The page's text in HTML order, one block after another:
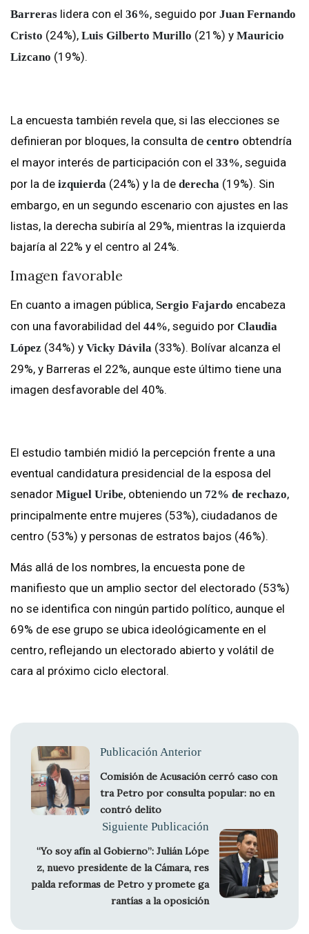
Barreras lidera con el 36%, seguido por Juan Fernando
Cristo (24%), Luis Gilberto Murillo (21%) y Mauricio
Lizcano (19%).
La encuesta también revela que, si las elecciones se
definieran por bloques, la consulta de centro obtendría
el mayor interés de participación con el 33%, seguida
por la de izquierda (24%) y la de derecha (19%). Sin
embargo, en un segundo escenario con ajustes en las
listas, la derecha subiría al 29%, mientras la izquierda
bajaría al 22% y el centro al 24%.
Imagen favorable
En cuanto a imagen pública, Sergio Fajardo encabeza
con una favorabilidad del 44%, seguido por Claudia
López (34%) y Vicky Dávila (33%). Bolívar alcanza el
29%, y Barreras el 22%, aunque este último tiene una
imagen desfavorable del 40%.
El estudio también midió la percepción frente a una
eventual candidatura presidencial de la esposa del
senador Miguel Uribe, obteniendo un 72% de rechazo,
principalmente entre mujeres (53%), ciudadanos de
centro (53%) y personas de estratos bajos (46%).
Más allá de los nombres, la encuesta pone de
manifiesto que un amplio sector del electorado (53%)
no se identifica con ningún partido político, aunque el
69% de ese grupo se ubica ideológicamente en el
centro, reflejando un electorado abierto y volátil de
cara al próximo ciclo electoral.
Publicación Anterior
Comisión de Acusación cerró caso con
tra Petro por consulta popular: no en
contró delito
Siguiente Publicación
“Yo soy afín al Gobierno”: Julián Lópe
z, nuevo presidente de la Cámara, res
palda reformas de Petro y promete ga
rantías a la oposición